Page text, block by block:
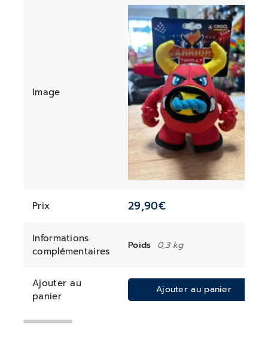
Image
Prix 29,90€
Informations
complémentaires
Poids 0,3 kg
Ajouter au
panier
Ajouter au panier